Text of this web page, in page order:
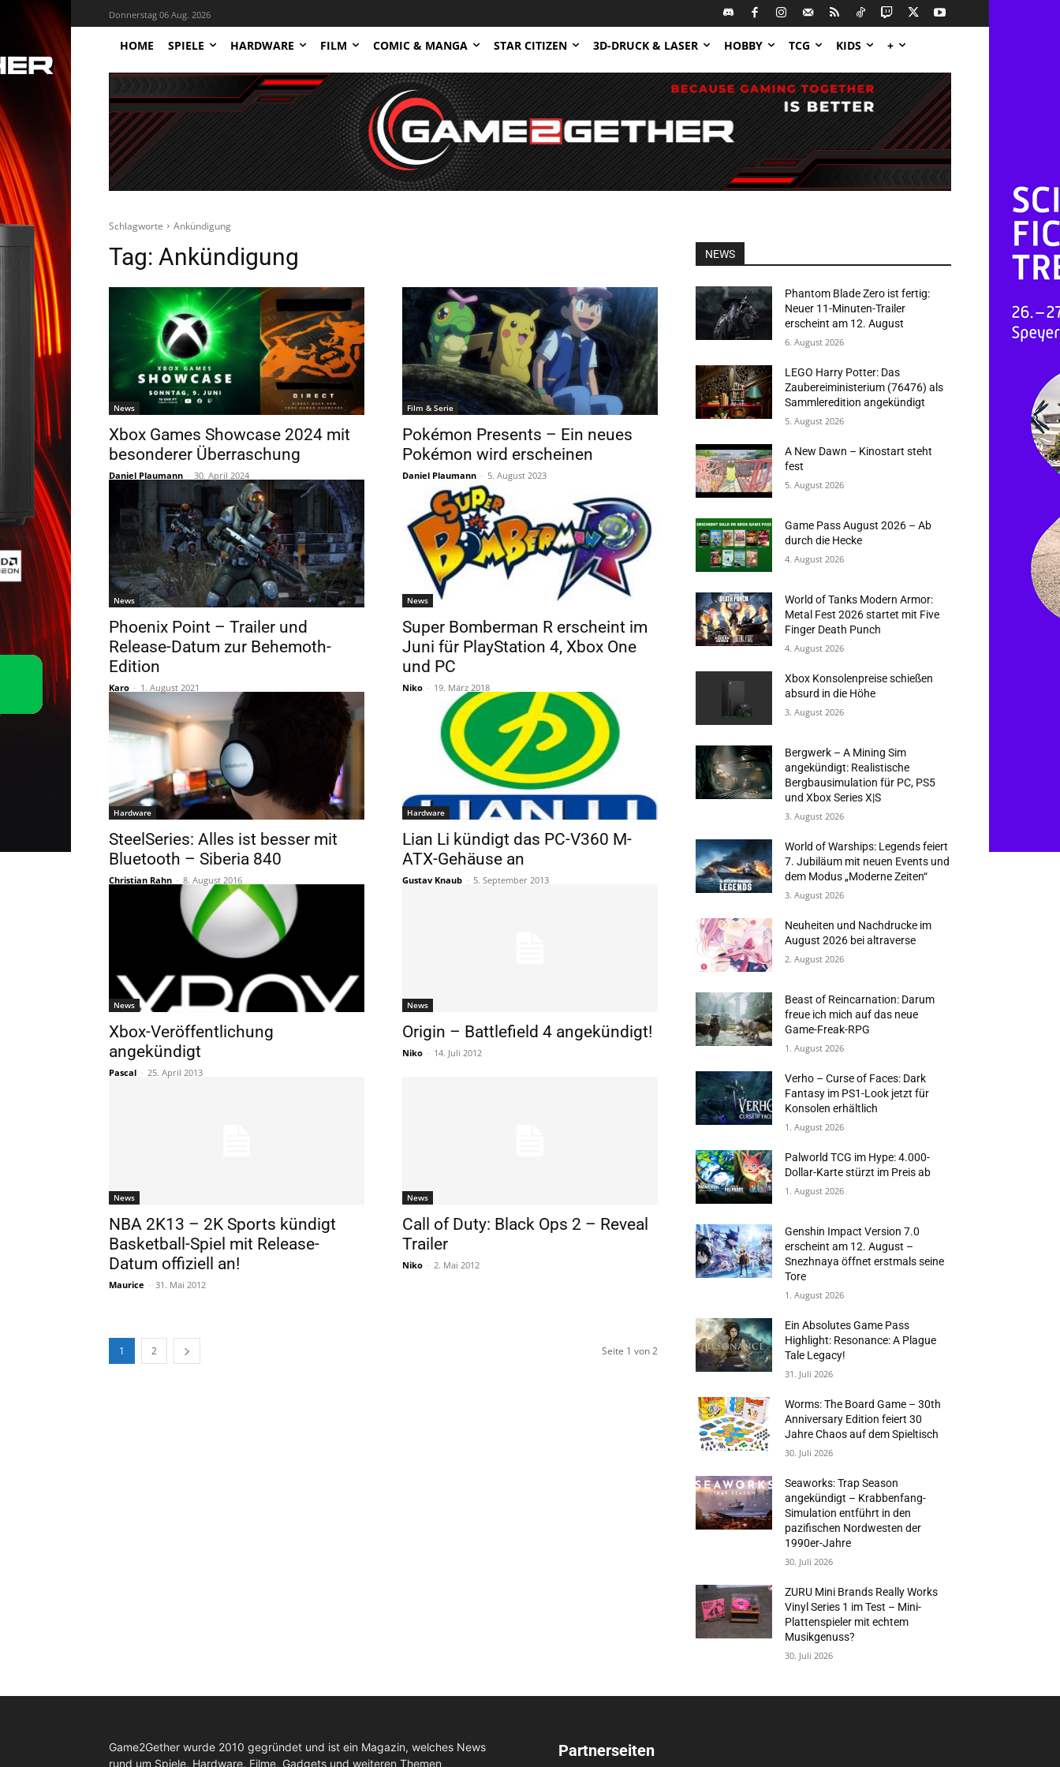
Donnerstag 06 Aug. 2026
HOME SPIELE HARDWARE FILM COMIC & MANGA STAR CITIZEN 3D-DRUCK & LASER HOBBY TCG KIDS +
Schlagworte Ankündigung
Tag: Ankündigung
News
Xbox Games Showcase 2024 mit
besonderer Überraschung
Daniel Plaumann - 30. April 2024
Film & Serie
Pokémon Presents – Ein neues
Pokémon wird erscheinen
Daniel Plaumann - 5. August 2023
News
Phoenix Point – Trailer und
Release-Datum zur Behemoth-
Edition
Karo - 1. August 2021
News
Super Bomberman R erscheint im
Juni für PlayStation 4, Xbox One
und PC
Niko - 19. März 2018
Hardware
SteelSeries: Alles ist besser mit
Bluetooth – Siberia 840
Christian Rahn - 8. August 2016
Hardware
Lian Li kündigt das PC-V360 M-
ATX-Gehäuse an
Gustav Knaub - 5. September 2013
News
Xbox-Veröffentlichung
angekündigt
Pascal - 25. April 2013
News
Origin – Battlefield 4 angekündigt!
Niko - 14. Juli 2012
News
NBA 2K13 – 2K Sports kündigt
Basketball-Spiel mit Release-
Datum offiziell an!
Maurice - 31. Mai 2012
News
Call of Duty: Black Ops 2 – Reveal
Trailer
Niko - 2. Mai 2012
1 2 Seite 1 von 2
NEWS
Phantom Blade Zero ist fertig:
Neuer 11-Minuten-Trailer
erscheint am 12. August
6. August 2026
LEGO Harry Potter: Das
Zaubereiministerium (76476) als
Sammleredition angekündigt
5. August 2026
A New Dawn – Kinostart steht
fest
5. August 2026
Game Pass August 2026 – Ab
durch die Hecke
4. August 2026
World of Tanks Modern Armor:
Metal Fest 2026 startet mit Five
Finger Death Punch
4. August 2026
Xbox Konsolenpreise schießen
absurd in die Höhe
3. August 2026
Bergwerk – A Mining Sim
angekündigt: Realistische
Bergbausimulation für PC, PS5
und Xbox Series X|S
3. August 2026
World of Warships: Legends feiert
7. Jubiläum mit neuen Events und
dem Modus „Moderne Zeiten“
3. August 2026
Neuheiten und Nachdrucke im
August 2026 bei altraverse
2. August 2026
Beast of Reincarnation: Darum
freue ich mich auf das neue
Game-Freak-RPG
1. August 2026
Verho – Curse of Faces: Dark
Fantasy im PS1-Look jetzt für
Konsolen erhältlich
1. August 2026
Palworld TCG im Hype: 4.000-
Dollar-Karte stürzt im Preis ab
1. August 2026
Genshin Impact Version 7.0
erscheint am 12. August –
Snezhnaya öffnet erstmals seine
Tore
1. August 2026
Ein Absolutes Game Pass
Highlight: Resonance: A Plague
Tale Legacy!
31. Juli 2026
Worms: The Board Game – 30th
Anniversary Edition feiert 30
Jahre Chaos auf dem Spieltisch
30. Juli 2026
Seaworks: Trap Season
angekündigt – Krabbenfang-
Simulation entführt in den
pazifischen Nordwesten der
1990er-Jahre
30. Juli 2026
ZURU Mini Brands Really Works
Vinyl Series 1 im Test – Mini-
Plattenspieler mit echtem
Musikgenuss?
30. Juli 2026
Game2Gether wurde 2010 gegründet und ist ein Magazin, welches News
rund um Spiele, Hardware, Filme, Gadgets und weiteren Themen
Partnerseiten